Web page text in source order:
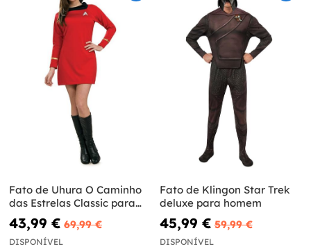
Fato de Uhura O Caminho
das Estrelas Classic para
mulher
43,99 € 69,99 €
DISPONÍVEL
Fato de Klingon Star Trek
deluxe para homem
45,99 € 59,99 €
DISPONÍVEL